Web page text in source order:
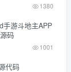
1380
手游斗地主APP
码
1001
代码